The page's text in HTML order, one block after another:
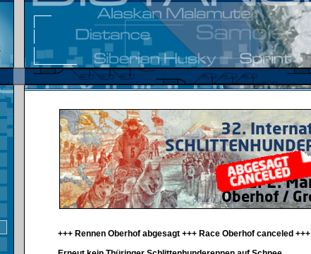
+++ Rennen Oberhof abgesagt +++ Race Oberhof canceled +++